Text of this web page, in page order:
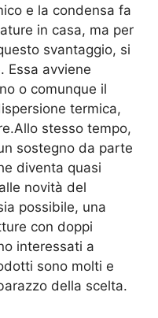
e la condensa fa
in casa, ma per
svantaggio, si
Essa avviene
o comunque il
termica,
stesso tempo,
sostegno da parte
diventa quasi
novità del
possibile, una
con doppi
interessati a
sono molti e
della scelta.